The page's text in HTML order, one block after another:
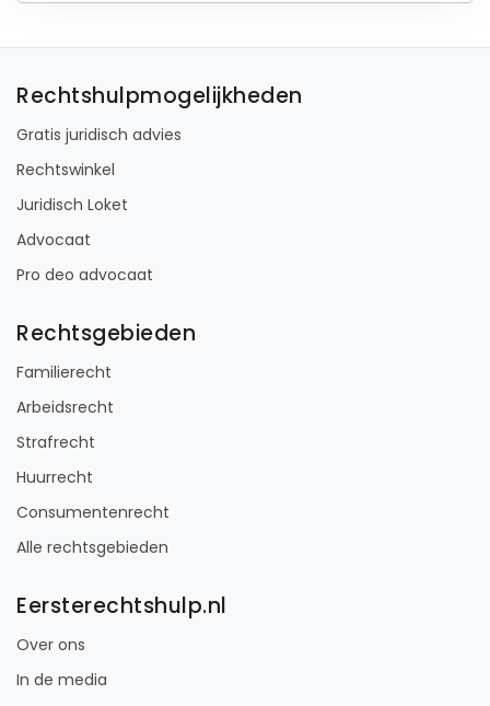
Rechtshulpmogelijkheden
Gratis juridisch advies
Rechtswinkel
Juridisch Loket
Advocaat
Pro deo advocaat
Rechtsgebieden
Familierecht
Arbeidsrecht
Strafrecht
Huurrecht
Consumentenrecht
Alle rechtsgebieden
Eersterechtshulp.nl
Over ons
In de media